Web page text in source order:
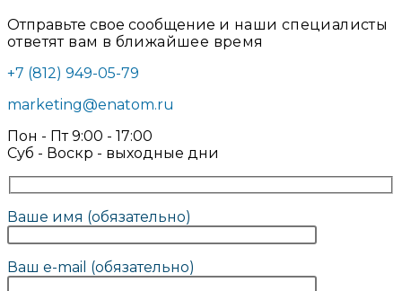
Отправьте свое сообщение и наши специалисты
ответят вам в ближайшее время
+7 (812) 949-05-79
marketing@enatom.ru
Пон - Пт 9:00 - 17:00
Суб - Воскр - выходные дни
Ваше имя (обязательно)
Ваш e-mail (обязательно)